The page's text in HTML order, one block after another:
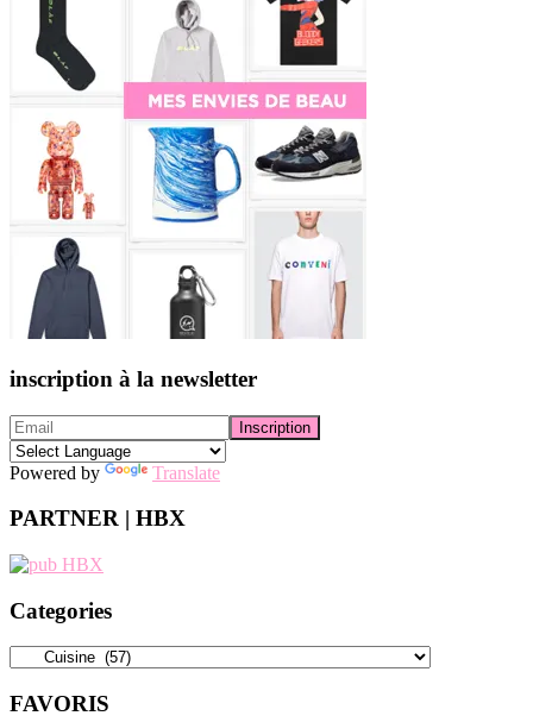
inscription à la newsletter
Powered by Translate
PARTNER | HBX
Categories
Categories
FAVORIS